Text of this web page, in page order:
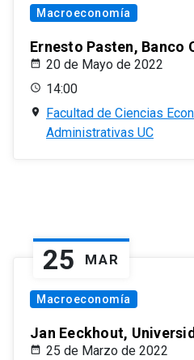
Macroeconomía
Ernesto Pasten, Banco
20 de Mayo de 2022
14:00
Facultad de Ciencias
Administrativas UC
25 MAR
Macroeconomía
Jan Eeckhout,
25 de Marzo de 2022